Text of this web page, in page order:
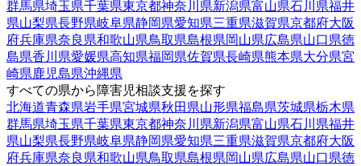
群馬県埼玉県千葉県東京都神奈川県新潟県富山県石川県福井
県山梨県長野県岐阜県静岡県愛知県三重県滋賀県京都府大阪
府兵庫県奈良県和歌山県鳥取県島根県岡山県広島県山口県徳
島県香川県愛媛県高知県福岡県佐賀県長崎県熊本県大分県宮
崎県鹿児島県沖縄県
すべての県から障害児相談支援を探す
北海道青森県岩手県宮城県秋田県山形県福島県茨城県栃木県
群馬県埼玉県千葉県東京都神奈川県新潟県富山県石川県福井
県山梨県長野県岐阜県静岡県愛知県三重県滋賀県京都府大阪
府兵庫県奈良県和歌山県鳥取県島根県岡山県広島県山口県徳